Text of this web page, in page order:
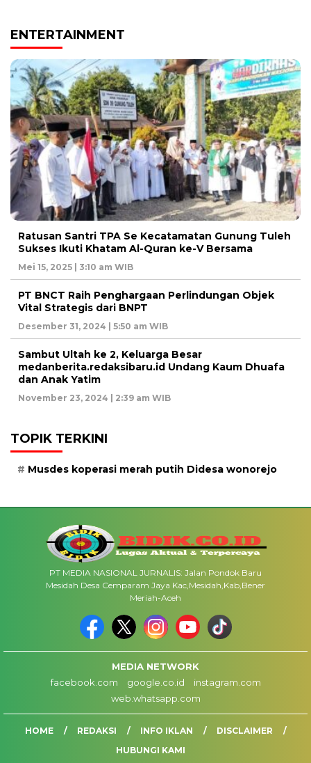
ENTERTAINMENT
Ratusan Santri TPA Se Kecatamatan Gunung Tuleh
Sukses Ikuti Khatam Al-Quran ke-V Bersama
Mei 15, 2025 | 3:10 am WIB
PT BNCT Raih Penghargaan Perlindungan Objek
Vital Strategis dari BNPT
Desember 31, 2024 | 5:50 am WIB
Sambut Ultah ke 2, Keluarga Besar
medanberita.redaksibaru.id Undang Kaum Dhuafa
dan Anak Yatim
November 23, 2024 | 2:39 am WIB
TOPIK TERKINI
Musdes koperasi merah putih Didesa wonorejo
PT MEDIA NASIONAL JURNALIS: Jalan Pondok Baru
Mesidah Desa Cemparam Jaya Kac,Mesidah,Kab,Bener
Meriah-Aceh
MEDIA NETWORK
facebook.com
google.co.id
instagram.com
web.whatsapp.com
HOME REDAKSI INFO IKLAN
DISCLAIMER
HUBUNGI KAMI